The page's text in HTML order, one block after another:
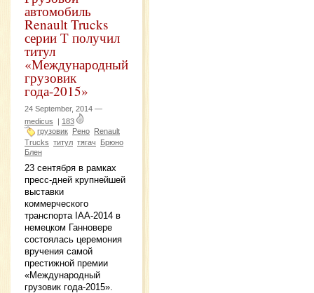
автомобиль
Renault Trucks
серии Т получил
титул
«Международный
грузовик
года-2015»
24 September, 2014 —
medicus
183
грузовик
Рено
Renault
Trucks титул тягач
Брюно
Блен
23 сентября в рамках
пресс-дней крупнейшей
выставки
коммерческого
транспорта IAA-2014 в
немецком Ганновере
состоялась церемония
вручения самой
престижной премии
«Международный
грузовик года-2015».